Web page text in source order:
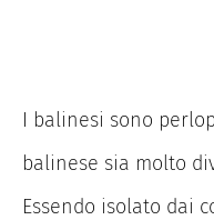
I balinesi sono
balinese sia molto
Essendo isolato dai